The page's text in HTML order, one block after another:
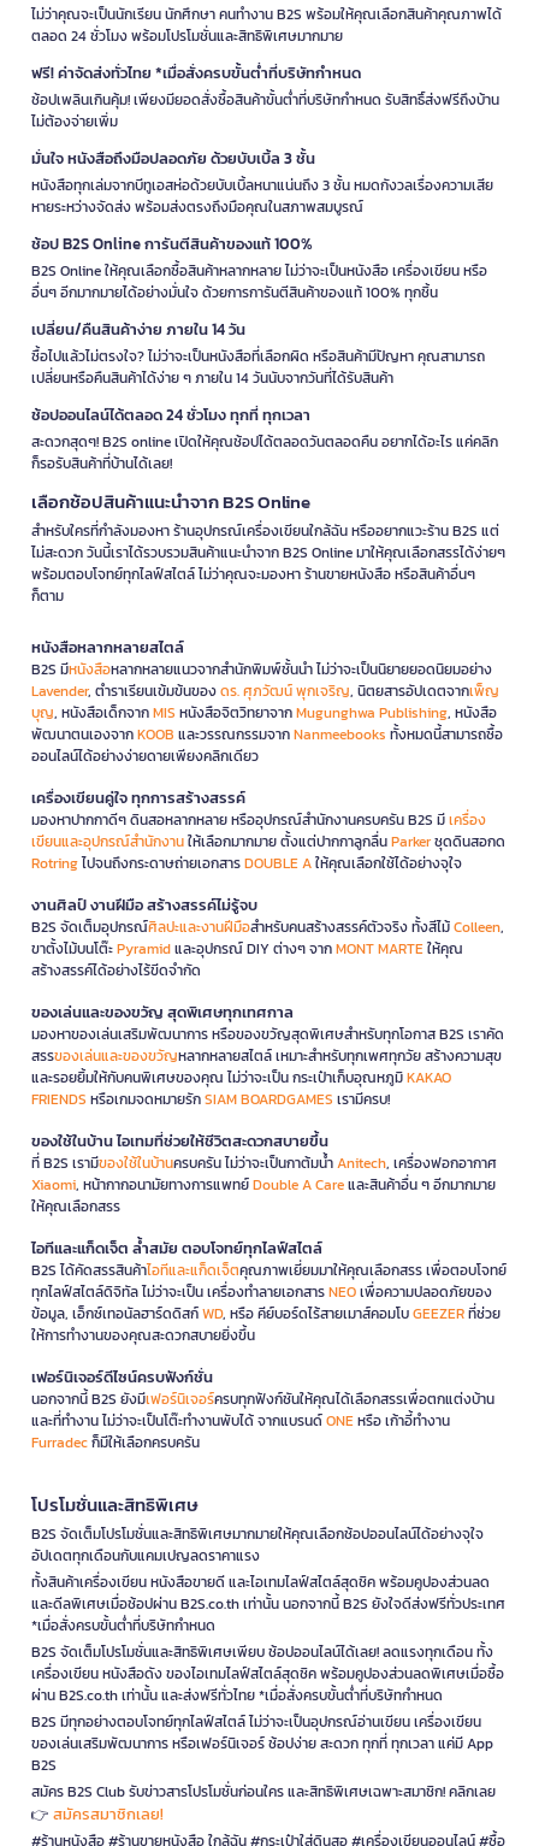
ไม่ว่าคุณจะเป็นนักเรียน นักศึกษา คนทำงาน B2S พร้อมให้คุณเลือกสินค้าคุณภาพได้
ตลอด 24 ชั่วโมง พร้อมโปรโมชั่นและสิทธิพิเศษมากมาย
ฟรี! ค่าจัดส่งทั่วไทย *เมื่อสั่งครบขั้นต่ำที่บริษัทกำหนด
ช้อปเพลินเกินคุ้ม! เพียงมียอดสั่งซื้อสินค้าขั้นต่ำที่บริษัทกำหนด รับสิทธิ์ส่งฟรีถึงบ้าน
ไม่ต้องจ่ายเพิ่ม
มั่นใจ หนังสือถึงมือปลอดภัย ด้วยบับเบิ้ล 3 ชั้น
หนังสือทุกเล่มจากบีทูเอสห่อด้วยบับเบิ้ลหนาแน่นถึง 3 ชั้น หมดกังวลเรื่องความเสีย
หายระหว่างจัดส่ง พร้อมส่งตรงถึงมือคุณในสภาพสมบูรณ์
ช้อป B2S Online การันตีสินค้าของแท้ 100%
B2S Online ให้คุณเลือกซื้อสินค้าหลากหลาย ไม่ว่าจะเป็นหนังสือ เครื่องเขียน หรือ
อื่นๆ อีกมากมายได้อย่างมั่นใจ ด้วยการการันตีสินค้าของแท้ 100% ทุกชิ้น
เปลี่ยน/คืนสินค้าง่าย ภายใน 14 วัน
ซื้อไปแล้วไม่ตรงใจ? ไม่ว่าจะเป็นหนังสือที่เลือกผิด หรือสินค้ามีปัญหา คุณสามารถ
เปลี่ยนหรือคืนสินค้าได้ง่าย ๆ ภายใน 14 วันนับจากวันที่ได้รับสินค้า
ช้อปออนไลน์ได้ตลอด 24 ชั่วโมง ทุกที่ ทุกเวลา
สะดวกสุดๆ! B2S online เปิดให้คุณช้อปได้ตลอดวันตลอดคืน อยากได้อะไร แค่คลิก
ก็รอรับสินค้าที่บ้านได้เลย!
เลือกช้อปสินค้าแนะนำจาก B2S Online
สำหรับใครที่กำลังมองหา ร้านอุปกรณ์เครื่องเขียนใกล้ฉัน หรืออยากแวะร้าน B2S แต่
ไม่สะดวก วันนี้เราได้รวบรวมสินค้าแนะนำจาก B2S Online มาให้คุณเลือกสรรได้ง่ายๆ
พร้อมตอบโจทย์ทุกไลฟ์สไตล์ ไม่ว่าคุณจะมองหา ร้านขายหนังสือ หรือสินค้าอื่นๆ
ก็ตาม
หนังสือหลากหลายสไตล์
B2S มีหนังสือหลากหลายแนวจากสำนักพิมพ์ชั้นนำ ไม่ว่าจะเป็นนิยายยอดนิยมอย่าง
Lavender, ตำราเรียนเข้มข้นของดร. ศุภวัฒน์ พุกเจริญ, นิตยสารอัปเดตจากเพ็ญ
บุญ, หนังสือเด็กจากMIS หนังสือจิตวิทยาจากMugunghwa Publishing, หนังสือ
พัฒนาตนเองจากKOOB และวรรณกรรมจากNanmeebooks ทั้งหมดนี้สามารถซื้อ
ออนไลน์ได้อย่างง่ายดายเพียงคลิกเดียว
เครื่องเขียนคู่ใจ ทุกการสร้างสรรค์
มองหาปากกาดีๆ ดินสอหลากหลาย หรืออุปกรณ์สำนักงานครบครัน B2S มีเครื่อง
เขียนและอุปกรณ์สำนักงานให้เลือกมากมาย ตั้งแต่ปากกาลูกลื่นParkerชุดดินสอกด
Rotringไปจนถึงกระดาษถ่ายเอกสารDOUBLE Aให้คุณเลือกใช้ได้อย่างจุใจ
งานศิลป์ งานฝีมือ สร้างสรรค์ไม่รู้จบ
B2S จัดเต็มอุปกรณ์ศิลปะและงานฝีมือสำหรับคนสร้างสรรค์ตัวจริง ทั้งสีไม้Colleen,
ขาตั้งไม้บนโต๊ะPyramidและอุปกรณ์ DIY ต่างๆ จากMONT MARTEให้คุณ
สร้างสรรค์ได้อย่างไร้ขีดจำกัด
ของเล่นและของขวัญ สุดพิเศษทุกเทศกาล
มองหาของเล่นเสริมพัฒนาการ หรือของขวัญสุดพิเศษสำหรับทุกโอกาส B2S เราคัด
สรรของเล่นและของขวัญหลากหลายสไตล์ เหมาะสำหรับทุกเพศทุกวัย สร้างความสุข
และรอยยิ้มให้กับคนพิเศษของคุณ ไม่ว่าจะเป็น กระเป๋าเก็บอุณหภูมิKAKAO
FRIENDS หรือเกมจดหมายรักSIAM BOARDGAMES เรามีครบ!
ของใช้ในบ้าน ไอเทมที่ช่วยให้ชีวิตสะดวกสบายขึ้น
ที่ B2S เรามีของใช้ในบ้านครบครัน ไม่ว่าจะเป็นกาต้มน้ำAnitech, เครื่องฟอกอากาศ
Xiaomi, หน้ากากอนามัยทางการแพทย์Double A Careและสินค้าอื่น ๆ อีกมากมาย
ให้คุณเลือกสรร
ไอทีและแก็ดเจ็ต ล้ำสมัย ตอบโจทย์ทุกไลฟ์สไตล์
B2S ได้คัดสรรสินค้าไอทีและแก็ดเจ็ตคุณภาพเยี่ยมมาให้คุณเลือกสรร เพื่อตอบโจทย์
ทุกไลฟ์สไตล์ดิจิทัล ไม่ว่าจะเป็น เครื่องทำลายเอกสารNEOเพื่อความปลอดภัยของ
ข้อมูล, เอ็กซ์เทอนัลฮาร์ดดิสก์WD, หรือ คีย์บอร์ดไร้สายเมาส์คอมโบGEEZERที่ช่วย
ให้การทำงานของคุณสะดวกสบายยิ่งขึ้น
เฟอร์นิเจอร์ดีไซน์ครบฟังก์ชั่น
นอกจากนี้ B2S ยังมีเฟอร์นิเจอร์ครบทุกฟังก์ชันให้คุณได้เลือกสรรเพื่อตกแต่งบ้าน
และที่ทำงาน ไม่ว่าจะเป็นโต๊ะทำงานพับได้ จากแบรนด์ONEหรือ เก้าอี้ทำงาน
Furradecก็มีให้เลือกครบครัน
โปรโมชั่นและสิทธิพิเศษ
B2S จัดเต็มโปรโมชั่นและสิทธิพิเศษมากมายให้คุณเลือกช้อปออนไลน์ได้อย่างจุใจ
อัปเดตทุกเดือนกับแคมเปญลดราคาแรง
ทั้งสินค้าเครื่องเขียน หนังสือขายดี และไอเทมไลฟ์สไตล์สุดชิค พร้อมคูปองส่วนลด
และดีลพิเศษเมื่อช้อปผ่าน B2S.co.th เท่านั้น นอกจากนี้ B2S ยังใจดีส่งฟรีทั่วประเทศ
*เมื่อสั่งครบขั้นต่ำที่บริษัทกำหนด
B2S จัดเต็มโปรโมชั่นและสิทธิพิเศษเพียบ ช้อปออนไลน์ได้เลย! ลดแรงทุกเดือน ทั้ง
เครื่องเขียน หนังสือดัง ของไอเทมไลฟ์สไตล์สุดชิค พร้อมคูปองส่วนลดพิเศษเมื่อซื้อ
ผ่าน B2S.co.th เท่านั้น และส่งฟรีทั่วไทย *เมื่อสั่งครบขั้นต่ำที่บริษัทกำหนด
B2S มีทุกอย่างตอบโจทย์ทุกไลฟ์สไตล์ ไม่ว่าจะเป็นอุปกรณ์อ่านเขียน เครื่องเขียน
ของเล่นเสริมพัฒนาการ หรือเฟอร์นิเจอร์ ช้อปง่าย สะดวก ทุกที่ ทุกเวลา แค่มี App
B2S
สมัคร B2S Club รับข่าวสารโปรโมชั่นก่อนใคร และสิทธิพิเศษเฉพาะสมาชิก! คลิกเลย
👉 สมัครสมาชิกเลย!
#ร้านหนังสือ #ร้านขายหนังสือ ใกล้ฉัน #กระเป๋าใส่ดินสอ #เครื่องเขียนออนไลน์ #ซื้อ